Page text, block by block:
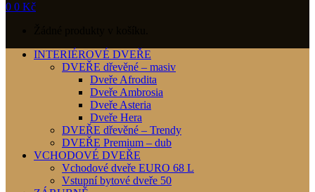
0 0 Kč
INTERIÉROVÉ DVEŘE
DVEŘE dřevěné – masiv
Dveře Afrodita
Dveře Ambrosia
Dveře Asteria
Dveře Hera
DVEŘE dřevěné – Trendy
DVEŘE Premium – dub
VCHODOVÉ DVEŘE
Vchodové dveře EURO 68 L
Vstupní bytové dveře 50